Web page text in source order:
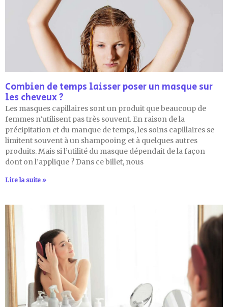
Combien de temps laisser poser un masque sur
les cheveux ?
Les masques capillaires sont un produit que beaucoup de
femmes n’utilisent pas très souvent. En raison de la
précipitation et du manque de temps, les soins capillaires se
limitent souvent à un shampooing et à quelques autres
produits. Mais si l’utilité du masque dépendait de la façon
dont on l’applique ? Dans ce billet, nous
Lire la suite »